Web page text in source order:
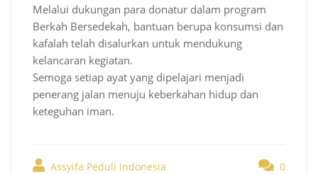
Melalui dukungan para donatur dalam program
Berkah Bersedekah, bantuan berupa konsumsi dan
kafalah telah disalurkan untuk mendukung
kelancaran kegiatan.
Semoga setiap ayat yang dipelajari menjadi
penerang jalan menuju keberkahan hidup dan
keteguhan iman.
Assyifa Peduli Indonesia 0